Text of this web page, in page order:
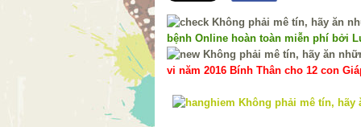
bệnh Online hoàn toàn miễn phí bởi
vi năm 2016 Bính Thân cho 12 con